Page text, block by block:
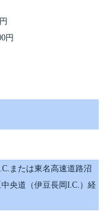
円
または東名高速道路沼
央道（伊豆長岡I.C.）経